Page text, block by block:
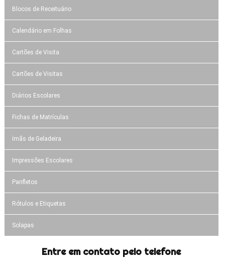
Blocos de Receituário
Calendário em Folhas
Cartões de Visita
Cartões de Visitas
Diários Escolares
Fichas de Matrículas
ímãs de Geladeira
Impressões Escolares
Panfletos
Rótulos e Etiquetas
Solapas
Entre em contato pelo telefone